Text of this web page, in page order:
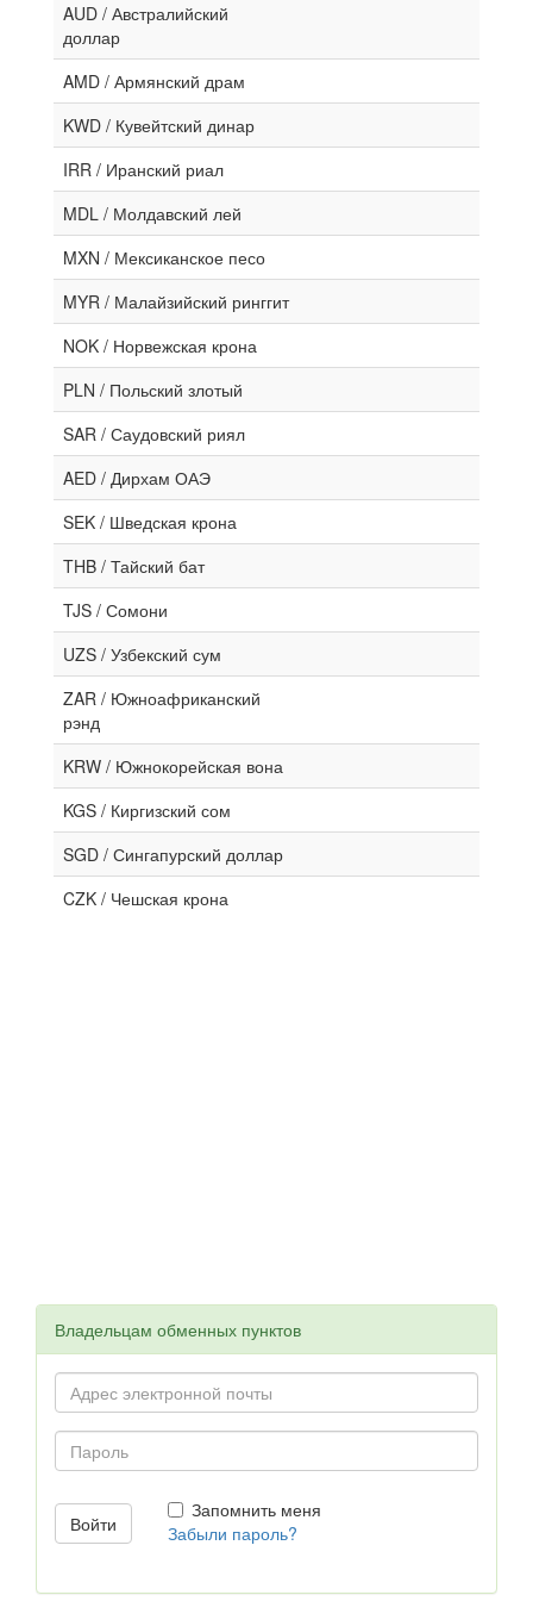
AUD / Австралийский
доллар
AMD / Армянский драм
KWD / Кувейтский динар
IRR / Иранский риал
MDL / Молдавский лей
MXN / Мексиканское песо
MYR / Малайзийский ринггит
NOK / Норвежская крона
PLN / Польский злотый
SAR / Саудовский риял
AED / Дирхам ОАЭ
SEK / Шведская крона
THB / Тайский бат
TJS / Сомони
UZS / Узбекский сум
ZAR / Южноафриканский
рэнд
KRW / Южнокорейская вона
KGS / Киргизский сом
SGD / Сингапурский доллар
CZK / Чешская крона
Владельцам обменных пунктов
Запомнить меня
Забыли пароль?